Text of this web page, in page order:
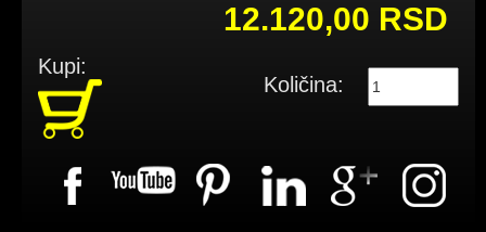
12.120,00 RSD
Kupi:
Količina: